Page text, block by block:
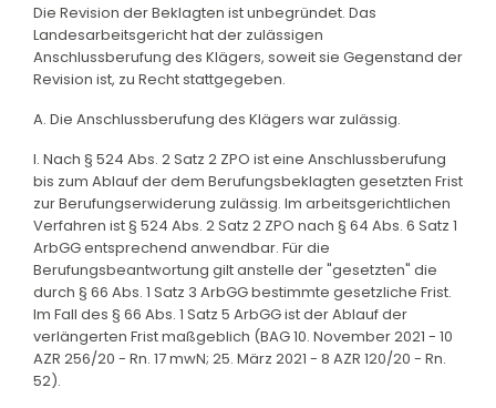
Die Revision der Beklagten ist unbegründet. Das
Landesarbeitsgericht hat der zulässigen
Anschlussberufung des Klägers, soweit sie Gegenstand der
Revision ist, zu Recht stattgegeben.
A. Die Anschlussberufung des Klägers war zulässig.
I. Nach § 524 Abs. 2 Satz 2 ZPO ist eine Anschlussberufung
bis zum Ablauf der dem Berufungsbeklagten gesetzten Frist
zur Berufungserwiderung zulässig. Im arbeitsgerichtlichen
Verfahren ist § 524 Abs. 2 Satz 2 ZPO nach § 64 Abs. 6 Satz 1
ArbGG entsprechend anwendbar. Für die
Berufungsbeantwortung gilt anstelle der "gesetzten" die
durch § 66 Abs. 1 Satz 3 ArbGG bestimmte gesetzliche Frist.
Im Fall des § 66 Abs. 1 Satz 5 ArbGG ist der Ablauf der
verlängerten Frist maßgeblich (BAG 10. November 2021 - 10
AZR 256/20 - Rn. 17 mwN; 25. März 2021 - 8 AZR 120/20 - Rn.
52).